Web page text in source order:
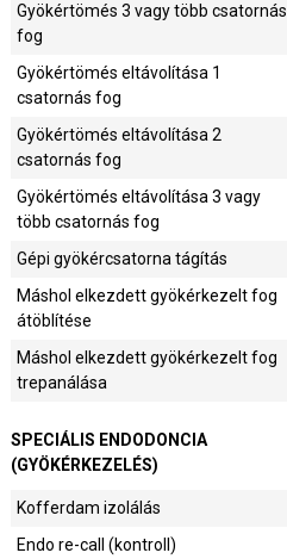
Gyökértömés 3 vagy több csatornás
fog
Gyökértömés eltávolítása 1
csatornás fog
Gyökértömés eltávolítása 2
csatornás fog
Gyökértömés eltávolítása 3 vagy
több csatornás fog
Gépi gyökércsatorna tágítás
Máshol elkezdett gyökérkezelt fog
átöblítése
Máshol elkezdett gyökérkezelt fog
trepanálása
SPECIÁLIS ENDODONCIA
(GYÖKÉRKEZELÉS)
Kofferdam izolálás
Endo re-call (kontroll)